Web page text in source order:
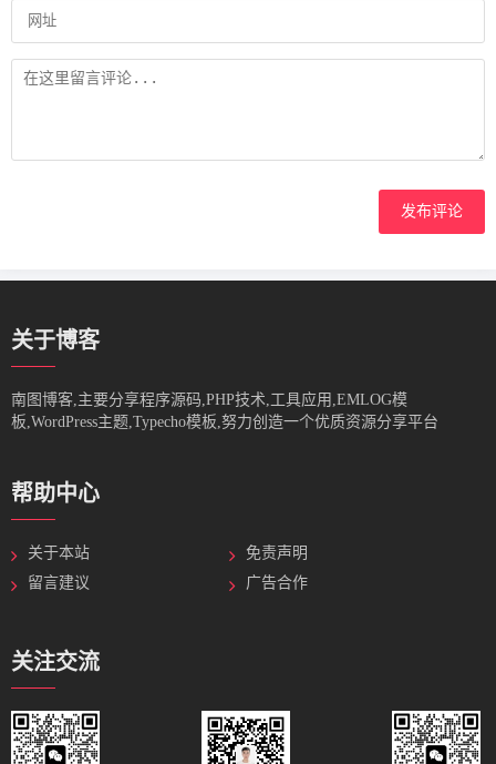
发布评论
关于博客
南图博客,主要分享程序源码,PHP技术,工具应用,EMLOG模
板,WordPress主题,Typecho模板,努力创造一个优质资源分享平台
帮助中心
关于本站
免责声明
留言建议
广告合作
关注交流